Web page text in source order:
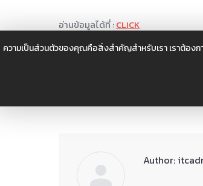
ความเป็นส่วนตัวของคุณคือสิ่งสำคัญสำหรับเรา เราต้อง
อ่านข้อมูลได้ที่ :CLICK
Author: